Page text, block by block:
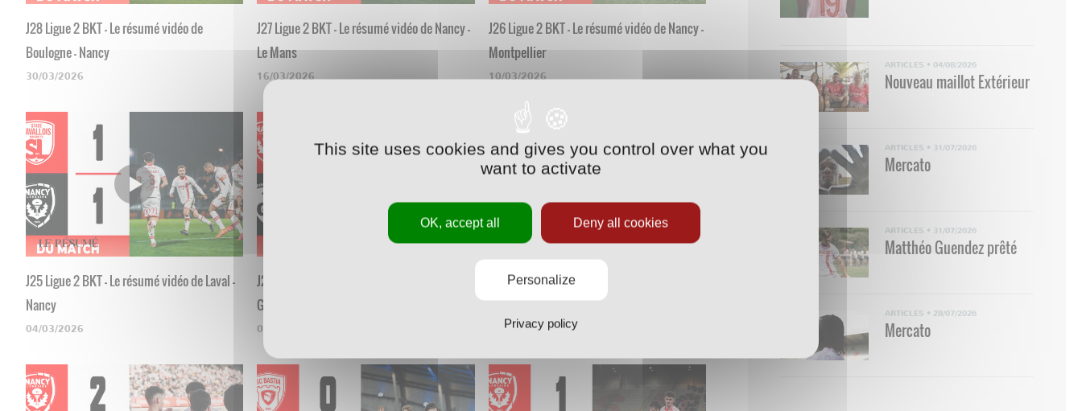
J28 Ligue 2 BKT - Le résumé vidéo de
Boulogne - Nancy
30/03/2026
J27 Ligue 2 BKT - Le résumé vidéo de Nancy -
Le Mans
16/03/2026
J26 Ligue 2 BKT - Le résumé vidéo de Nancy -
Montpellier
10/03/2026
J25 Ligue 2 BKT - Le résumé vidéo de Laval -
Nancy
04/03/2026
J24 Ligue 2 BKT - Le résumé vidéo de Nancy -
Grenoble
03/03/2026
J23 Ligue 2 BKT - Le résumé vidéo de Red
Star - Nancy
16/02/2026
ARTICLES • 04/08/2026
Nouveau maillot Extérieur
ARTICLES • 31/07/2026
Mercato
ARTICLES • 31/07/2026
Matthéo Guendez prêté
ARTICLES • 28/07/2026
Mercato
This site uses cookies and gives you control over what you
want to activate
OK, accept all Deny all cookies
Personalize
Privacy policy